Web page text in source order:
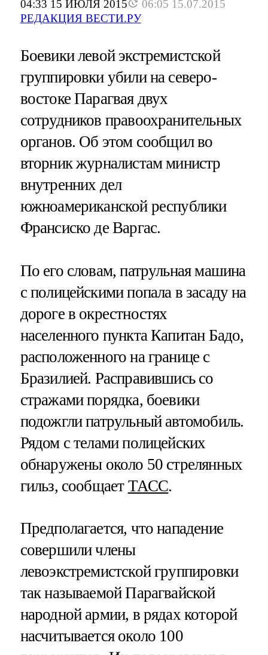
04:33 15 ИЮЛЯ 2015
06:05 15.07.2015
РЕДАКЦИЯ ВЕСТИ.РУ
Боевики левой экстремистской
группировки убили на северо-
востоке Парагвая двух
сотрудников правоохранительных
органов. Об этом сообщил во
вторник журналистам министр
внутренних дел
южноамериканской республики
Франсиско де Варгас.
По его словам, патрульная машина
с полицейскими попала в засаду на
дороге в окрестностях
населенного пункта Капитан Бадо,
расположенного на границе с
Бразилией. Расправившись со
стражами порядка, боевики
подожгли патрульный автомобиль.
Рядом с телами полицейских
обнаружены около 50 стрелянных
гильз, сообщает ТАСС.
Предполагается, что нападение
совершили члены
левоэкстремистской группировки
так называемой Парагвайской
народной армии, в рядах которой
насчитывается около 100